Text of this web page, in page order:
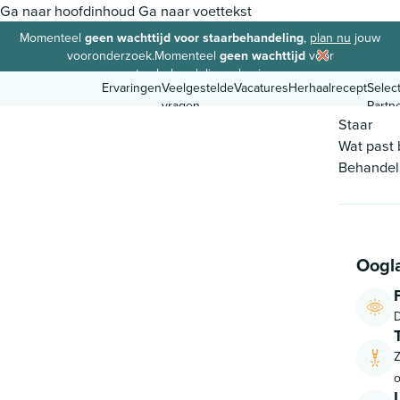
Ga naar hoofdinhoudGa naar voettekst
Momenteel geen wachttijd voor staarbehandeling, plan nu jouw
vooronderzoek.Momenteel geen wachttijdvoor
staarbehandeling,plan in.
ErvaringenVeelgestelde
vragen
VacaturesHerhaalrecept
Staar
Wat past